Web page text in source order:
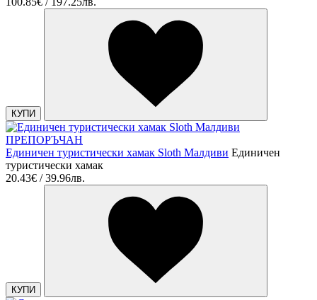
КУПИ
ПРЕПОРЪЧАН
Единичен туристически хамак Sloth Малдиви Единичен
туристически хамак
20.43€ / 39.96лв.
КУПИ